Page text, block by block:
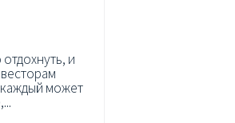
и
может